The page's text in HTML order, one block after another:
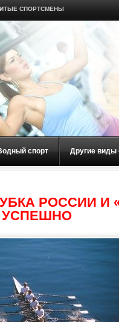
СПОРТСМЕНЫ
спорт Другие виды
РОССИИ И